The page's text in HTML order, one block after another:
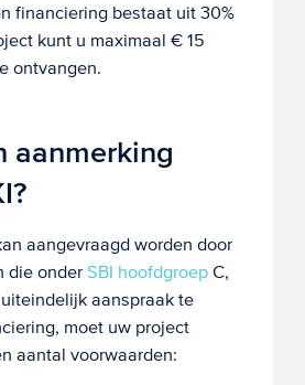
financiering bestaat uit 30%
kunt u maximaal € 15
ontvangen.
aanmerking
aangevraagd worden door
die onder SBI hoofdgroepC,
aanspraak te
moet uw project
aantal voorwaarden: